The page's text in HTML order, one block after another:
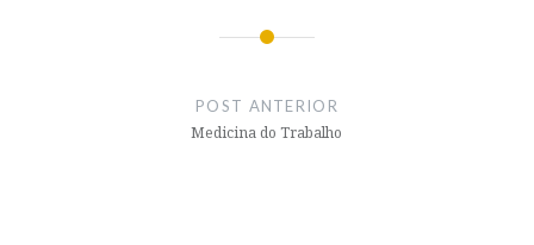
POST ANTERIOR
Medicina do Trabalho